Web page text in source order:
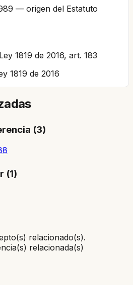
— origen del Estatuto
1819 de 2016, art. 183
1819 de 2016
(3)
(1)
relacionado(s).
relacionada(s)